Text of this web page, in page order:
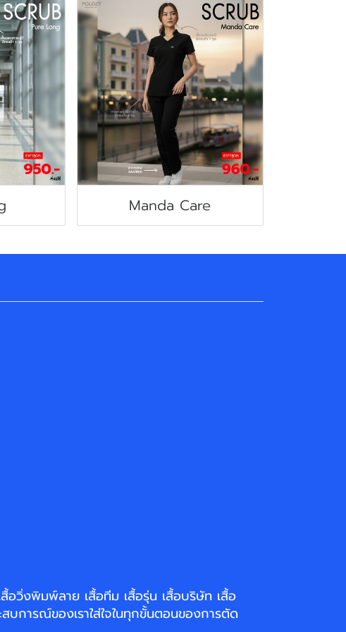
Manda Care
สื้อวิ่งพิมพ์ลาย เสื้อทีม เสื้อรุ่น เสื้อบริษัท เสื้อ
การณ์ของเราใส่ใจในทุกขั้นตอนของการตัด